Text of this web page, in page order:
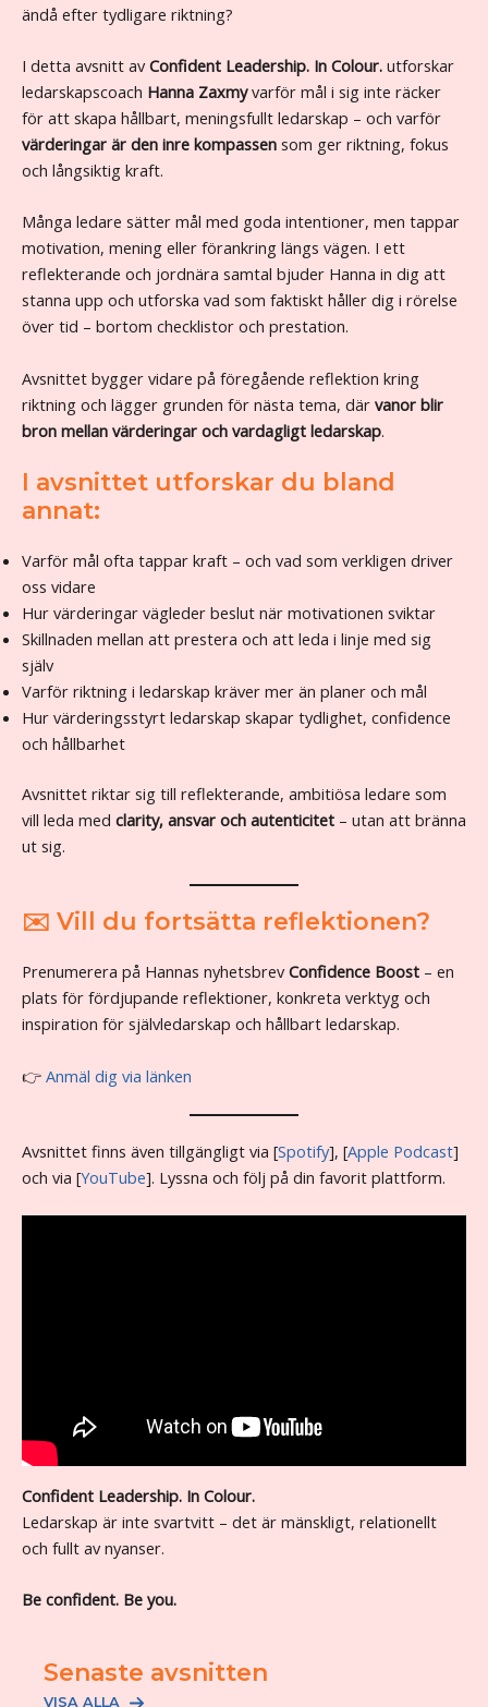
ändå efter tydligare riktning?
I detta avsnitt avConfident Leadership. In Colour. utforskar
ledarskapscoach Hanna Zaxmyvarför mål i sig inte räcker
för att skapa hållbart, meningsfullt ledarskap – och varför
värderingar är den inre kompassen som ger riktning, fokus
och långsiktig kraft.
Många ledare sätter mål med goda intentioner, men tappar
motivation, mening eller förankring längs vägen. I ett
reflekterande och jordnära samtal bjuder Hanna in dig att
stanna upp och utforska vad som faktiskt håller dig i rörelse
över tid – bortom checklistor och prestation.
Avsnittet bygger vidare på föregående reflektion kring
riktning och lägger grunden för nästa tema, där vanor blir
bron mellan värderingar och vardagligt ledarskap.
I avsnittet utforskar du bland
annat:
Varför mål ofta tappar kraft – och vad som verkligen driver
oss vidare
Hur värderingar vägleder beslut när motivationen sviktar
Skillnaden mellan att prestera och att leda i linje med sig
själv
Varför riktning i ledarskap kräver mer än planer och mål
Hur värderingsstyrt ledarskap skapar tydlighet, confidence
och hållbarhet
Avsnittet riktar sig till reflekterande, ambitiösa ledare som
vill leda med clarity, ansvar och autenticitet – utan att bränna
ut sig.
✉️ Vill du fortsätta reflektionen?
Prenumerera på Hannas nyhetsbrevConfidence Boost – en
plats för fördjupande reflektioner, konkreta verktyg och
inspiration för självledarskap och hållbart ledarskap.
👉 Anmäl dig via länken
Avsnittet finns även tillgängligt via [Spotify], [Apple Podcast]
och via [YouTube]. Lyssna och följ på din favorit plattform.
Confident Leadership. In Colour.
Ledarskap är inte svartvitt – det är mänskligt, relationellt
och fullt av nyanser.
Be confident. Be you.
Senaste avsnitten
VISA ALLA